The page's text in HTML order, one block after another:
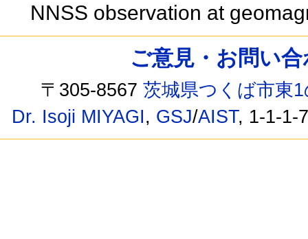
NNSS observation at
ご意見・お問い
〒305-8567茨城県つくば市東
Dr. Isoji MIYAGI, GSJ/AIST, 1-1-1-